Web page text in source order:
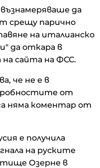
да
срещу парично
на италианско
да откара в
на сайта на ФСС.
че не е в
от
няма коментар от
е получила
на руските
Озерне в